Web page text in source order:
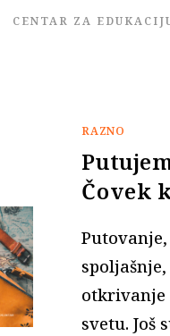
CENTAR ZA
RAZNO
Čovek
otkrivanje
svetu. Još